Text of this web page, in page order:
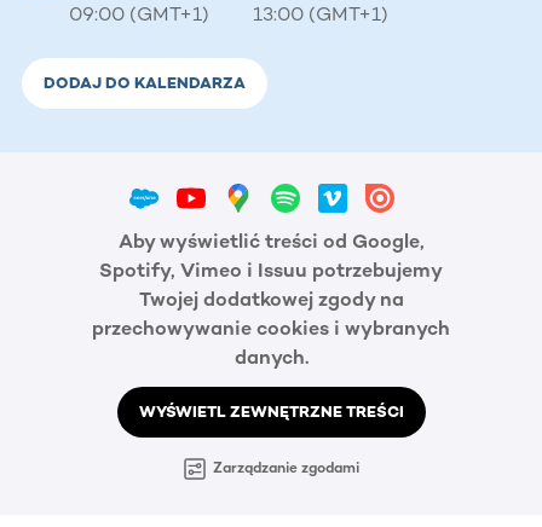
09:00 (GMT+1) 13:00 (GMT+1)
DODAJ DO KALENDARZA
Aby wyświetlić treści od Google,
Spotify, Vimeo i Issuu potrzebujemy
Twojej dodatkowej zgody na
przechowywanie cookies i wybranych
danych.
WYŚWIETL ZEWNĘTRZNE TREŚCI
Zarządzanie zgodami